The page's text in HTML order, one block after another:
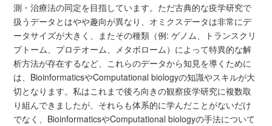
測・治療法の同定を目指しています。ただ古典的な疫学研究で
扱うデータとはやや趣向が異なり、オミクスデータは非常にデ
ータサイズが大きく、またその種類（例: ゲノム、トランスクリ
プトーム、プロテオーム、メタボローム）によって特異的な解
析方法が存在するなど、これらのデータから知見を導くために
は、BioinformaticsやComputational biologyの知識やスキルが大
切となります。私はこれまで後ろ向きの観察疫学研究に複数取
り組んできましたが、それらも体系的に学んだことがないだけ
でなく、BioinformaticsやComputational biologyの手法について